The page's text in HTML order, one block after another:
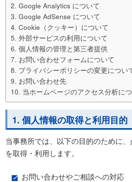
2. Google Analytics について
3. Google AdSense について
4. Cookie（クッキー）について
5. 外部サービスの利用について
6. 個人情報の管理と第三者提供
7. お問い合わせフォームについて
8. プライバシーポリシーの変更につい
9. お問い合わせ先
10. 当ホームページのアクセス分析に
1. 個人情報の取得と利用目的
当事務所では、以下の目的のために
を取得・利用します。
お問い合わせやご相談への対応